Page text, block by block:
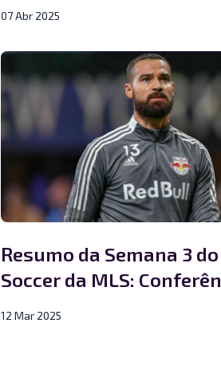
07 Abr 2025
Resumo da Semana 3
Soccer da MLS:
12 Mar 2025